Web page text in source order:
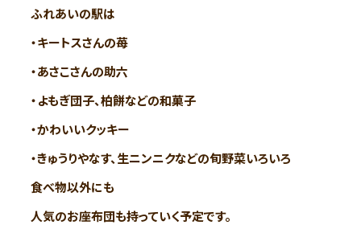
ふれあいの駅は
・キートスさんの苺
・あさこさんの助六
・よもぎ団子、柏餅などの和菓子
・かわいいクッキー
・きゅうりやなす、生ニンニクなどの旬野菜いろいろ
食べ物以外にも
人気のお座布団も持っていく予定です。